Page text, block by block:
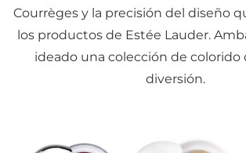
Courrèges y la precisión del diseño
los productos de Estée Lauder.
ideado una colección de colorido
diversión.